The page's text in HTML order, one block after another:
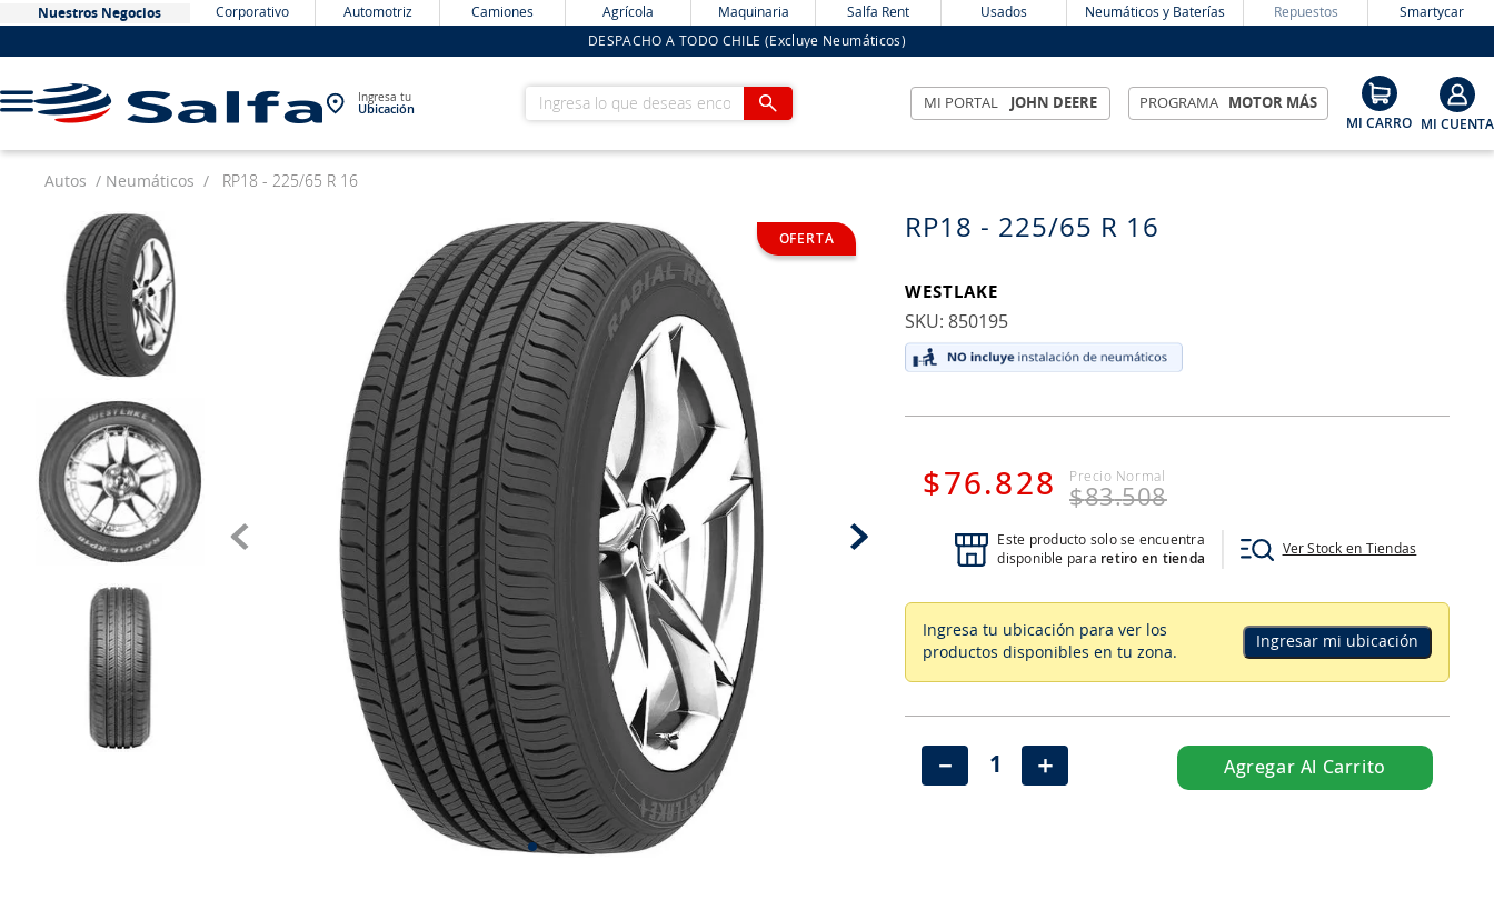
Nuestros Negocios Corporativo Automotriz Camiones Agrícola Maquinaria Salfa Rent Usados Neumáticos y Baterías Repuestos Smartycar
DESPACHO A TODO CHILE (Excluye Neumáticos)
Ingresa tu
Ubicación
Ingresa lo que deseas encontrar MI PORTAL JOHN DEERE PROGRAMA MOTOR MÁS
Autos Neumáticos RP18 - 225/65 R 16
RP18 - 225/65 R 16
WESTLAKE
:850195
$76.828 $83.508
Este producto solo se encuentra
disponible para retiro en tienda
Ver Stock en Tiendas
Ingresa tu ubicación para ver los
productos disponibles en tu zona.
Ingresar mi ubicación
＋
－ Agregar Al Carrito
TÉRMINOS MÁS BUSCADOS
1.
bateria
2.
neumáticos
3.
westlake
.
yokohama
225
6.
chevrolet
7.
jockey
8.
205
9.
235
john deere